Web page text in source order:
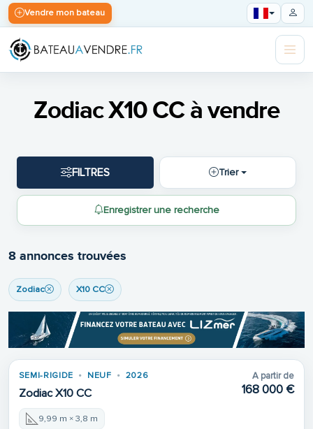
Vendre mon bateau
Zodiac X10 CC à vendre
FILTRES Trier
Enregistrer une recherche
8 annonces trouvées
Zodiac X10 CC
SEMI-RIGIDE NEUF 2026
Zodiac X10 CC
A partir de
168 000 €
9,99 m × 3,8 m